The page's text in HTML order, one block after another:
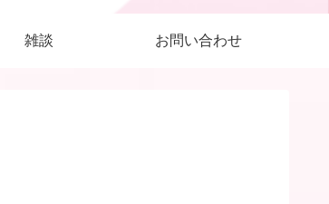
雑談 お問い合わせ